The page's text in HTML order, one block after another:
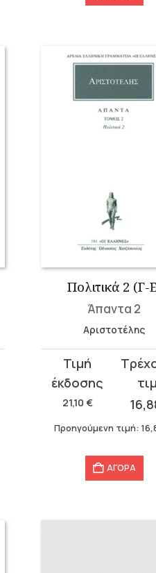
Πολιτικά 2 (Γ-
Άπαντα 2
Αριστοτέλης
21,10 €
Original
price
was:
21,10 €.
τρέχουσα
τιμή
είναι:
Προηγούμενη τιμή:
ΑΓΟΡΑ